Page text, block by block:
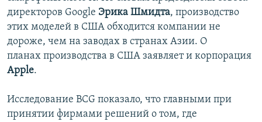
директоров Google Эрика Шмидта, производство
этих моделей в США обходится компании не
дороже, чем на заводах в странах Азии. О
планах производства в США заявляет и корпорация
Apple.
Исследование BCG показало, что главными при
принятии фирмами решений о том, где